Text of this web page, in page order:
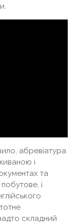
абревіатура
і
та
і
складний